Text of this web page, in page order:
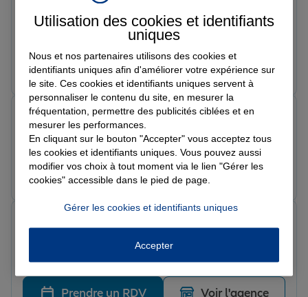
Note de 5 sur 5
Le 10/03/2026 - Agence TINTENIAC
Prendre un RDV Voir l'agence
Note de 5 sur 5
Le 09/03/2026 - Agence TINTENIAC
Frederic L.
Prendre un RDV Voir l'agence
Note de 5 sur 5
Le 06/03/2026 - Agence TINTENIAC
Très bon suivi
Prendre un RDV Voir l'agence
Utilisation des cookies et identifiants
uniques
Nous et nos partenaires utilisons des cookies et
identifiants uniques afin d'améliorer votre expérience sur
le site. Ces cookies et identifiants uniques servent à
personnaliser le contenu du site, en mesurer la
fréquentation, permettre des publicités ciblées et en
mesurer les performances.
En cliquant sur le bouton "Accepter" vous acceptez tous
les cookies et identifiants uniques. Vous pouvez aussi
modifier vos choix à tout moment via le lien "Gérer les
cookies" accessible dans le pied de page.
Gérer les cookies et identifiants uniques
Accepter